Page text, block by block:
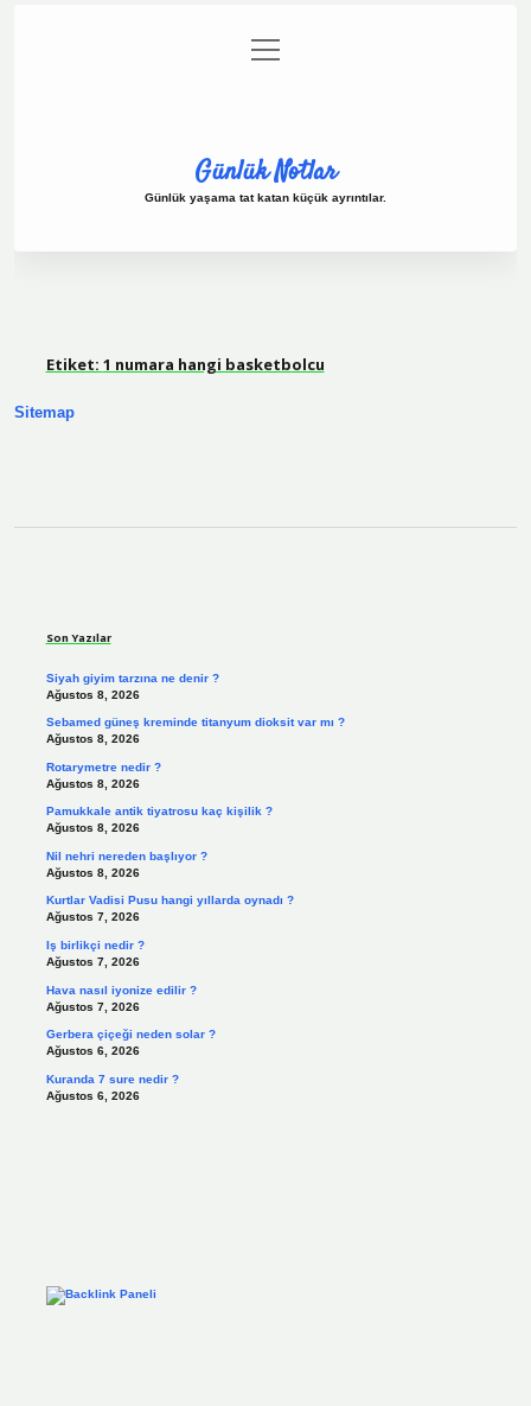
Gizlilik Politikası
menüyü
aç
Günlük Notlar
Günlük yaşama tat katan küçük ayrıntılar.
Etiket: 1 numara hangi basketbolcu
Sitemap
Son Yazılar
Siyah giyim tarzına ne denir ?
Ağustos 8, 2026
Sebamed güneş kreminde titanyum dioksit var mı ?
Ağustos 8, 2026
Rotarymetre nedir ?
Ağustos 8, 2026
Pamukkale antik tiyatrosu kaç kişilik ?
Ağustos 8, 2026
Nil nehri nereden başlıyor ?
Ağustos 8, 2026
Kurtlar Vadisi Pusu hangi yıllarda oynadı ?
Ağustos 7, 2026
Iş birlikçi nedir ?
Ağustos 7, 2026
Hava nasıl iyonize edilir ?
Ağustos 7, 2026
Gerbera çiçeği neden solar ?
Ağustos 6, 2026
Kuranda 7 sure nedir ?
Ağustos 6, 2026